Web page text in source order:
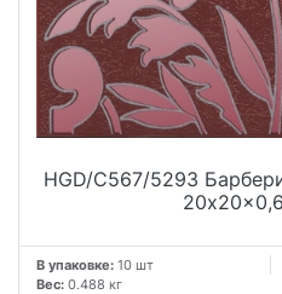
HGD/C567/5293
В упаковке: 10 шт
Вес: 0.488 кг